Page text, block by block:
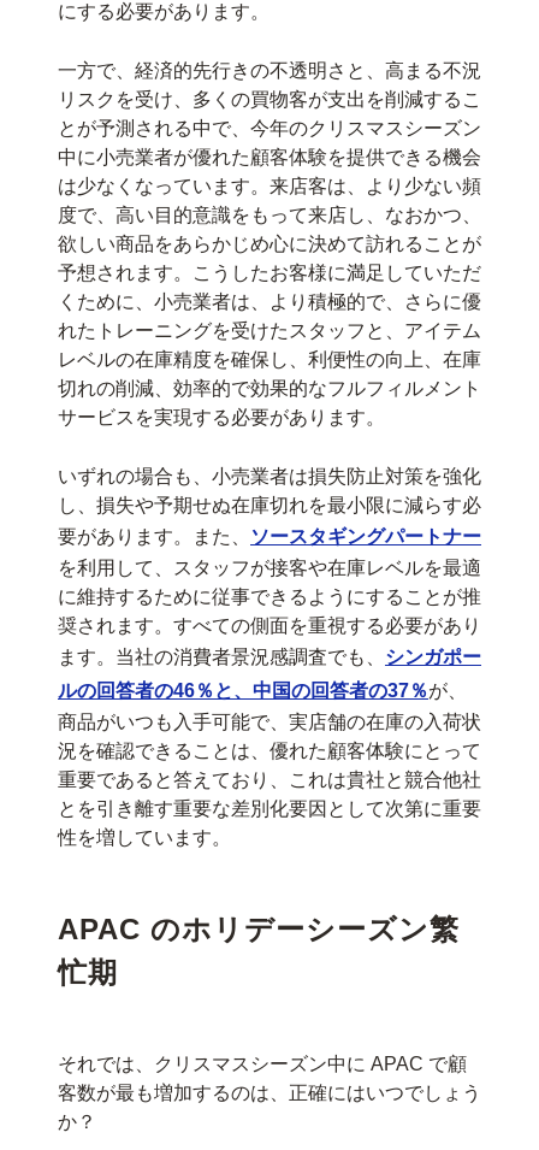
にする必要があります。
一方で、経済的先行きの不透明さと、高まる不況
リスクを受け、多くの買物客が支出を削減するこ
とが予測される中で、今年のクリスマスシーズン
中に小売業者が優れた顧客体験を提供できる機会
は少なくなっています。来店客は、より少ない頻
度で、高い目的意識をもって来店し、なおかつ、
欲しい商品をあらかじめ心に決めて訪れることが
予想されます。こうしたお客様に満足していただ
くために、小売業者は、より積極的で、さらに優
れたトレーニングを受けたスタッフと、アイテム
レベルの在庫精度を確保し、利便性の向上、在庫
切れの削減、効率的で効果的なフルフィルメント
サービスを実現する必要があります。
いずれの場合も、小売業者は損失防止対策を強化
し、損失や予期せぬ在庫切れを最小限に減らす必
要があります。また、
ソースタギングパートナー
を利用して、スタッフが接客や在庫レベルを最適
に維持するために従事できるようにすることが推
奨されます。すべての側面を重視する必要があり
ます。当社の消費者景況感調査でも、 シンガポー
ルの回答者の46％と、中国の回答者の37％が、
商品がいつも入手可能で、実店舗の在庫の入荷状
況を確認できることは、優れた顧客体験にとって
重要であると答えており、これは貴社と競合他社
とを引き離す重要な差別化要因として次第に重要
性を増しています。
APAC のホリデーシーズン繁
忙期
それでは、クリスマスシーズン中に APAC で顧
客数が最も増加するのは、正確にはいつでしょう
か？